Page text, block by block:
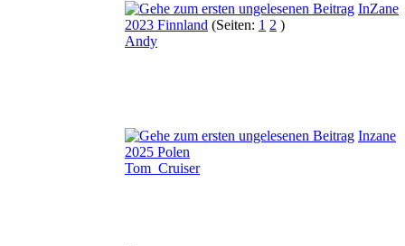
InZane
2023 Finnland (Seiten: 1 2 )
Andy
Inzane
2025 Polen
Tom_Cruiser